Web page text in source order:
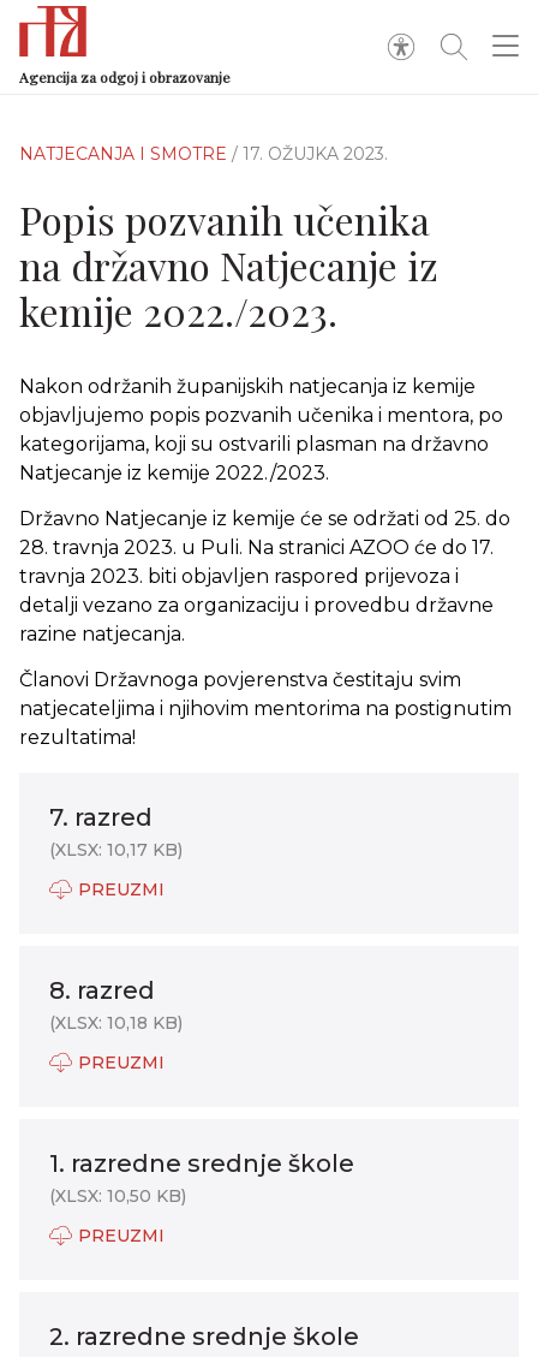
Agencija za odgoj i obrazovanje
NATJECANJA I SMOTRE / 17. OŽUJKA 2023.
Popis pozvanih učenika
na državno Natjecanje iz
kemije 2022./2023.
Nakon održanih županijskih natjecanja iz kemije
objavljujemo popis pozvanih učenika i mentora, po
kategorijama, koji su ostvarili plasman na državno
Natjecanje iz kemije 2022./2023.
Državno Natjecanje iz kemije će se održati od 25. do
28. travnja 2023. u Puli. Na stranici AZOO će do 17.
travnja 2023. biti objavljen raspored prijevoza i
detalji vezano za organizaciju i provedbu državne
razine natjecanja.
Članovi Državnoga povjerenstva čestitaju svim
natjecateljima i njihovim mentorima na postignutim
rezultatima!
7. razred
(XLSX: 10,17 KB)
PREUZMI
8. razred
(XLSX: 10,18 KB)
PREUZMI
1. razredne srednje škole
(XLSX: 10,50 KB)
PREUZMI
2. razredne srednje škole